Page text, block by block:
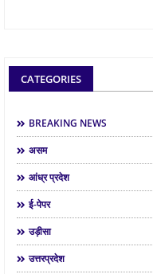
CATEGORIES
BREAKING NEWS
असम
आंध्र प्रदेश
ई-पेपर
उड़ीसा
उत्तरप्रदेश